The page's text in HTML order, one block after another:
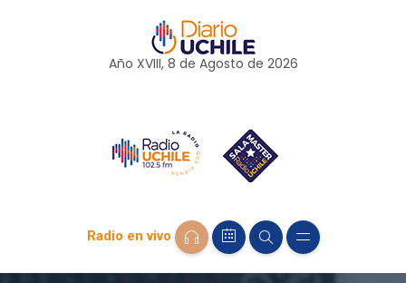
Año XVIII, 8 de Agosto de 2026
Radio en vivo